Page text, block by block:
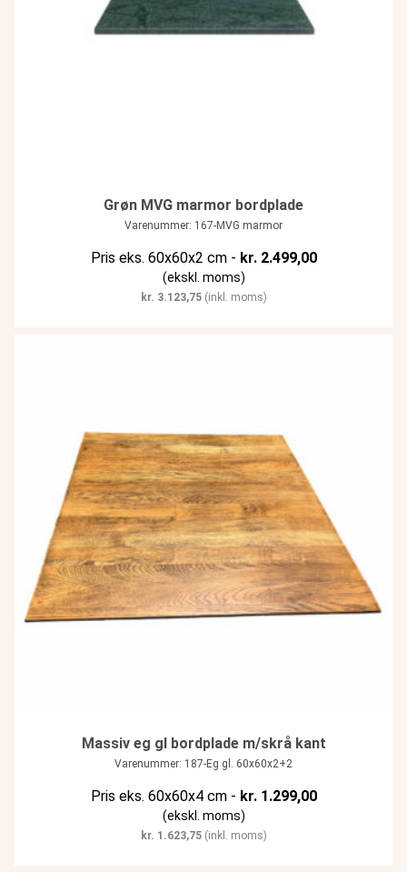
Grøn MVG marmor bordplade
Varenummer: 167-MVG marmor
Pris eks. 60x60x2 cm - kr.2.499,00
(ekskl. moms)
kr. 3.123,75(inkl. moms)
Massiv eg gl bordplade m/skrå kant
Varenummer: 187-Eg gl. 60x60x2+2
Pris eks. 60x60x4 cm - kr.1.299,00
(ekskl. moms)
kr. 1.623,75(inkl. moms)